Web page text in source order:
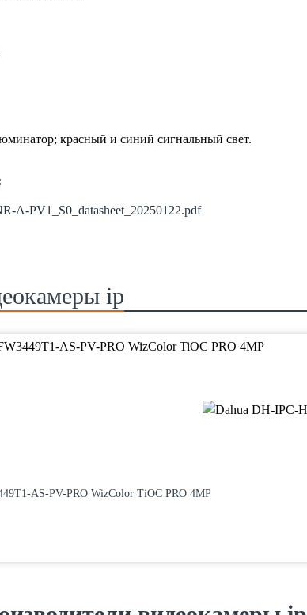
красный и синий сигнальный свет.
A-PV1_S0_datasheet_20250122.pdf
ip
AS-PV-PRO WizColor TiOC PRO 4MP